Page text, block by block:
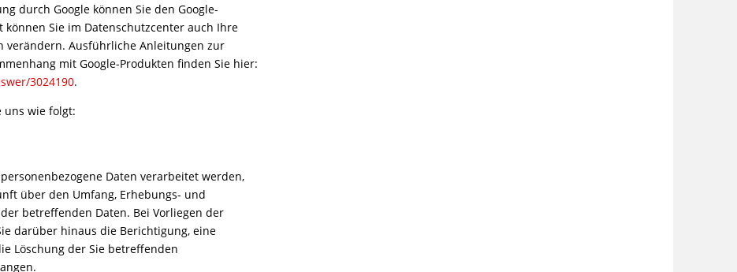
durch Google können Sie den Google-
Sie im Datenschutzcenter auch Ihre
verändern. Ausführliche Anleitungen zur
mit Google-Produkten finden Sie hier:
3024190.
uns wie folgt:
Daten verarbeitet werden,
über den Umfang, Erhebungs- und
betreffenden Daten. Bei Vorliegen der
darüber hinaus die Berichtigung, eine
Löschung der Sie betreffenden